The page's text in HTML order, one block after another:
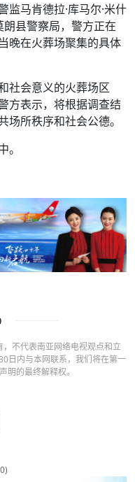
监马肯德拉·库马尔·米什
县警察局，警方正在
晚在火葬场聚集的具体
社会意义的火葬场区
方表示，将根据调查结
所秩序和社会公德。
。
不代表南亚网络电视观点和立
日内与本网联系，我们将在第一
明的最终解释权。